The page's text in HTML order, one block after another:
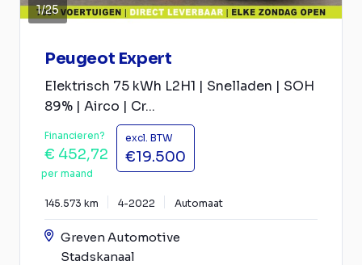
1/25
Peugeot Expert
Elektrisch 75 kWh L2H1 | Snelladen | SOH
89% | Airco | Cr...
Financieren?
€ 452,72
per maand
excl. BTW
€19.500
145.573 km 4-2022 Automaat
Greven Automotive
Stadskanaal